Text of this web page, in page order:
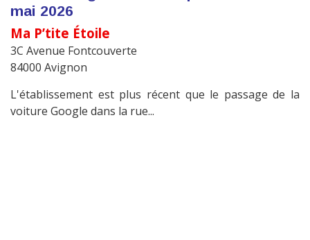
mai 2026
Ma P’tite Étoile
3C Avenue Fontcouverte
84000 Avignon
L'établissement est plus récent que le passage de la
voiture Google dans la rue...